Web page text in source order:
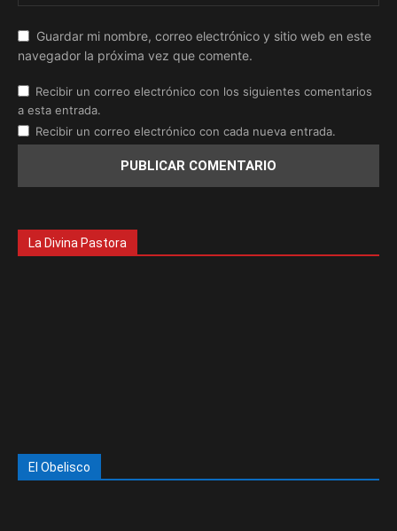
Guardar mi nombre, correo electrónico y sitio web en este
navegador la próxima vez que comente.
Recibir un correo electrónico con los siguientes comentarios
a esta entrada.
Recibir un correo electrónico con cada nueva entrada.
La Divina Pastora
El Obelisco